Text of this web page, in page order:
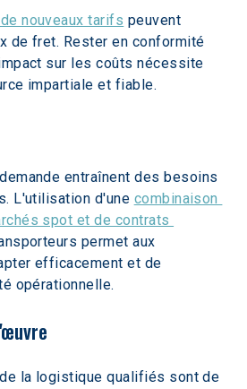
nouveaux tarifs peuvent
de fret. Rester en conformité
sur les coûts nécessite
impartiale et fiable.
entraînent des besoins
L'utilisation d'une combinaison
spot et de contrats
permet aux
efficacement et de
opérationnelle.
la logistique qualifiés sont de